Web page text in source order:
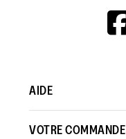
AIDE
VOTRE COMMANDE